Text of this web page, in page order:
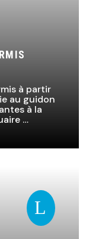
à partir
au guidon
à la
…
L